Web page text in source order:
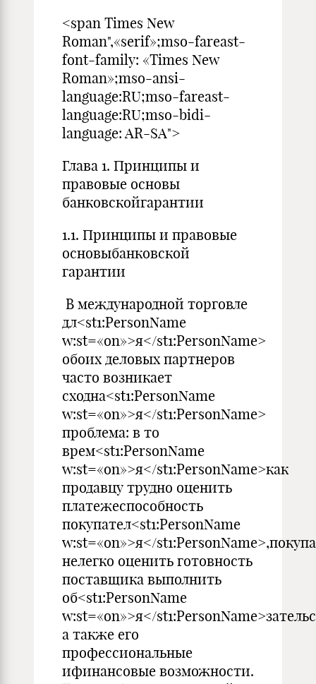
<span Times New
Roman",«serif»;mso-fareast-
font-family: «Times New
Roman»;mso-ansi-
language:RU;mso-fareast-
language:RU;mso-bidi-
language: AR-SA">
Глава 1. Принципы и
правовые основы
банковскойгарантии
1.1. Принципы и правовые
основыбанковской
гарантии
В международной торговле
дл<st1:PersonName
w:st=«on»>я</st1:PersonName>
обоих деловых партнеров
часто возникает
сходна<st1:PersonName
w:st=«on»>я</st1:PersonName>
проблема: в то
врем<st1:PersonName
w:st=«on»>я</st1:PersonName>как
продавцу трудно оценить
платежеспособность
покупател<st1:PersonName
w:st=«on»>я</
нелегко оценить готовность
поставщика выполнить
об<st1:PersonName
w:st=«on»>я</
а также его
профессиональные
ифинансовые возможности.